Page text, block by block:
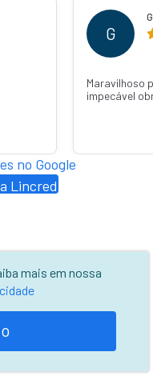
G
Maravilhoso
impecável
no Google
Lincred
mais em nossa